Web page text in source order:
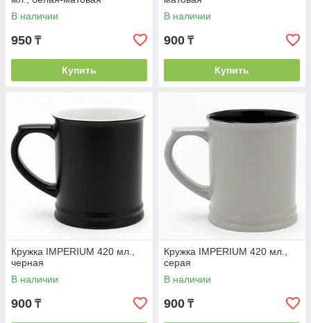
В наличии
950 ₸
Купить
В наличии
900 ₸
Купить
Кружка IMPERIUM 420 мл.,
черная
В наличии
900 ₸
Кружка IMPERIUM 420 мл.,
серая
В наличии
900 ₸